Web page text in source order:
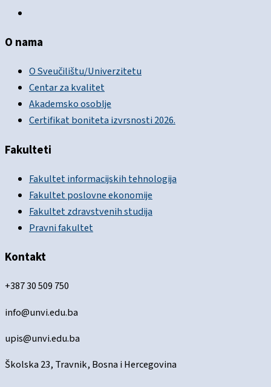
O nama
O Sveučilištu/Univerzitetu
Centar za kvalitet
Akademsko osoblje
Certifikat boniteta izvrsnosti 2026.
Fakulteti
Fakultet informacijskih tehnologija
Fakultet poslovne ekonomije
Fakultet zdravstvenih studija
Pravni fakultet
Kontakt
+387 30 509 750
info@unvi.edu.ba
upis@unvi.edu.ba
Školska 23, Travnik, Bosna i Hercegovina